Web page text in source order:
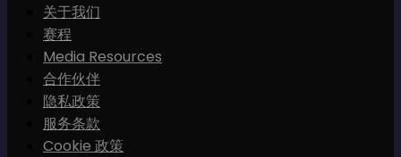
关于我们
赛程
Media Resources
合作伙伴
隐私政策
服务条款
Cookie 政策